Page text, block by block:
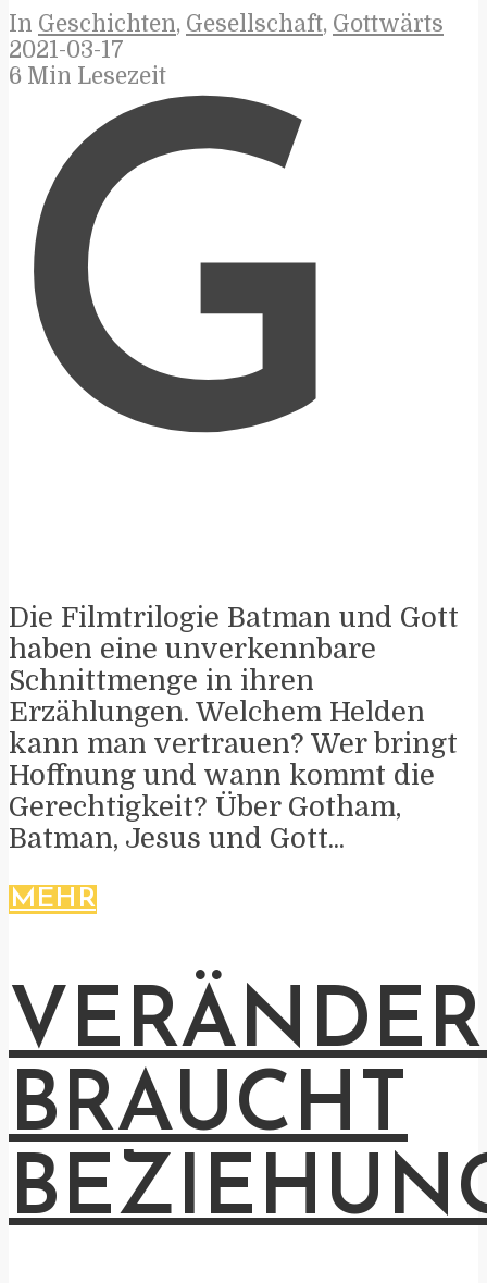
In Geschichten, Gesellschaft, Gottwärts
2021-03-17
6 Min Lesezeit
G
Die Filmtrilogie Batman und Gott
haben eine unverkennbare
Schnittmenge in ihren
Erzählungen. Welchem Helden
kann man vertrauen? Wer bringt
Hoffnung und wann kommt die
Gerechtigkeit? Über Gotham,
Batman, Jesus und Gott...
MEHR
BRAUCHT